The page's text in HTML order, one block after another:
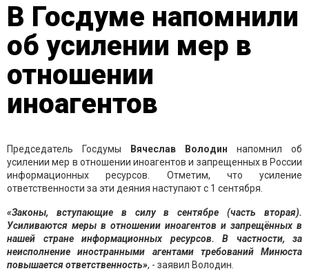
В Госдуме напомнили
об усилении мер в
отношении
иноагентов
Председатель Госдумы Вячеслав Володин напомнил об
усилении мер в отношении иноагентов и запрещенных в России
информационных ресурсов. Отметим, что усиление
ответственности за эти деяния наступают с 1 сентября.
«Законы, вступающие в силу в сентябре (часть вторая).
Усиливаются меры в отношении иноагентов и запрещённых в
нашей стране информационных ресурсов. В частности, за
неисполнение иностранными агентами требований Минюста
повышается ответственность», - заявил Володин.